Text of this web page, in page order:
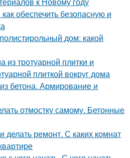
обеспечить безопасную и
дом: какой
из тротуарной плитки и
плиткой вокруг дома
бетона. Армирование и
отмостку самому. Бетонные
делать ремонт. С каких комнат